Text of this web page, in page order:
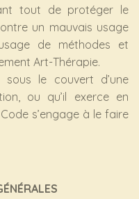
tout de protéger le
un mauvais usage
de méthodes et
Art-Thérapie.
sous le couvert d’une
ou qu’il exerce en
s’engage à le faire